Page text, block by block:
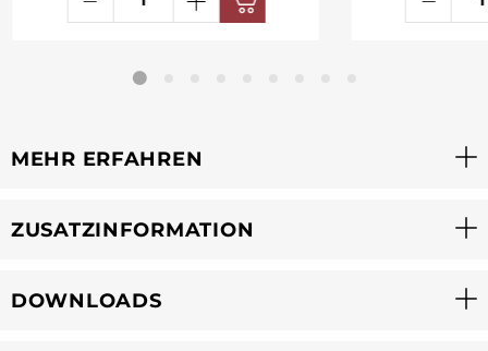
MEHR ERFAHREN
ZUSATZINFORMATION
DOWNLOADS